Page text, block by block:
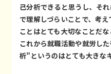
己分析できると思うし、そ
で理解しづらいことで、考
ことはとても大切なことだな
これから就職活動や就労し
析"というのはとても大きな